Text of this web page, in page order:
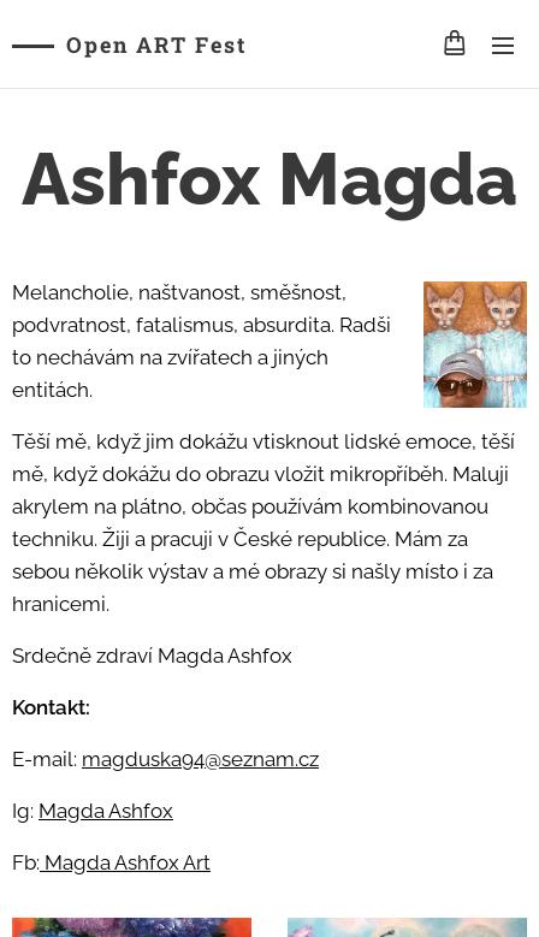
Open ART Fest
Ashfox Magda
Melancholie, naštvanost, směšnost,
podvratnost, fatalismus, absurdita. Radši
to nechávám na zvířatech a jiných
entitách.
Těší mě, když jim dokážu vtisknout lidské emoce, těší
mě, když dokážu do obrazu vložit mikropříběh. Maluji
akrylem na plátno, občas používám kombinovanou
techniku. Žiji a pracuji v České republice. Mám za
sebou několik výstav a mé obrazy si našly místo i za
hranicemi.
Srdečně zdraví Magda Ashfox
Kontakt:
E-mail: magduska94@seznam.cz
Ig: Magda Ashfox
Fb: Magda Ashfox Art